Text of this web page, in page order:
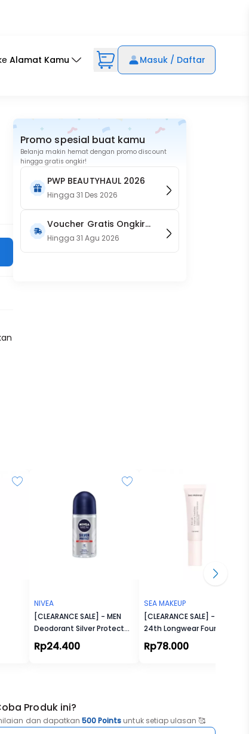
Alamat Kamu Masuk / Daftar
Promo spesial buat kamu
Belanja makin hemat dengan promo discount
hingga gratis ongkir!
PWP BEAUTYHAUL 2026
Hingga31 Des 2026
Voucher Gratis Ongkir
15RB (Only on Website)
Hingga31 Agu 2026
NIVEA
[CLEARANCE SALE] - MEN
Deodorant Silver Protect
Roll On
Rp24.400
SEA MAKEUP
[CLEARANCE SALE] - Acne
24th Longwear Foundation
Rp78.000
Produk ini?
dan dapatkan 500 Points untuk setiap ulasan 🥰